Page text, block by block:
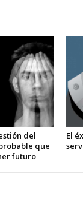
del
que
futuro
El